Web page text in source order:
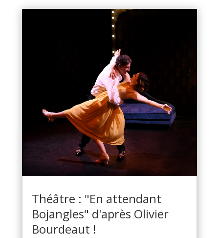
Théâtre : "En attendant
Bojangles" d'après Olivier
Bourdeaut !